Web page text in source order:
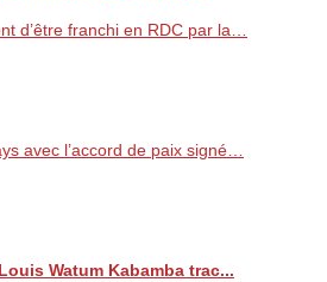
d’être franchi en RDC par la…
avec l’accord de paix signé…
Watum Kabamba trac...